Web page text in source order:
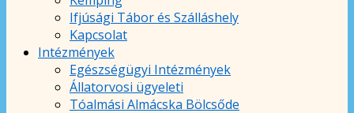
Ifjúsági Tábor és Szálláshely
Kapcsolat
Intézmények
Egészségügyi Intézmények
Állatorvosi ügyeleti
Tóalmási Almácska Bölcsőde